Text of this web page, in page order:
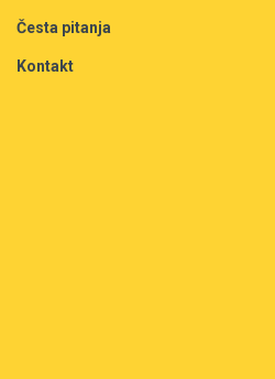
Česta pitanja
Kontakt